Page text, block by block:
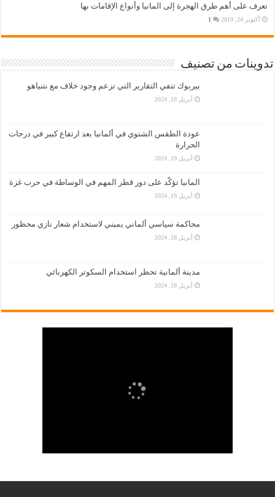
تعرف على أهم طرق الهجرة إلى المانيا وأنواع الإقامات بها
أكتوبر 24, 2019 1
تدوينات من تصنيف
بيربوك تنفي التقارير التي تزعم وجود خلاف مع نتنياهو
أبريل 19, 2024
عودة الطقس الشتوي في ألمانيا بعد ارتفاع كبير في درجات
الحرارة
أبريل 19, 2024
المانيا تؤكّد على دور قطر المهم في الوساطة في حرب غزة
أبريل 19, 2024
محاكمة سياسي ألماني يميني لاستخدام شعار نازي محظور
أبريل 18, 2024
مدينة ألمانية تحظر استخدام السكوتر الكهربائي
أبريل 18, 2024